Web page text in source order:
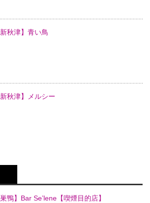
新秋津】青い鳥
新秋津】メルシー
巣鴨】Bar Se’lene【喫煙目的店】